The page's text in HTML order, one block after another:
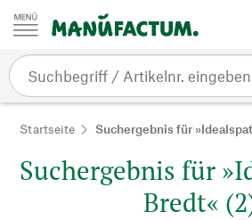
Zum Inhalt springen
Startseite Suchergebnis für
Suchergebnis für
Bredt«